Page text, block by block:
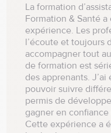
La formation
Formation & Santé
expérience. Les
l’écoute et toujours
accompagner tout
de formation est
des apprenants.
pouvoir suivre
permis de
gagner en
Cette expérience a